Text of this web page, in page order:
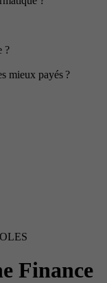
?
mieux payés ?
Finance